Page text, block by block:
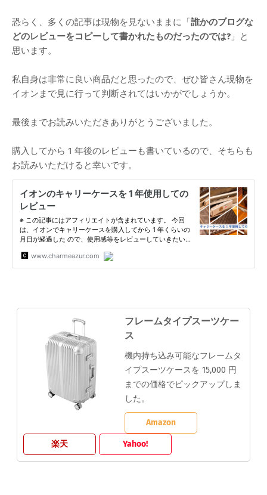
恐らく、多くの記事は現物を見ないままに「誰かのブログな
どのレビューをコピーして書かれたものだったのでは? 」と
思います。
私自身は非常に良い商品だと思ったので、ぜひ皆さん現物を
イオンまで見に行って判断されてはいかがでしょうか。
最後までお読みいただきありがとうございました。
購入してから 1 年後のレビューも書いているので、そちらも
お読みいただけると幸いです。
フレームタイプスーツケー
ス
機内持ち込み可能なフレームタ
イプスーツケースを 15,000 円
までの価格でピックアップしま
した。
Amazon
楽天 Yahoo!